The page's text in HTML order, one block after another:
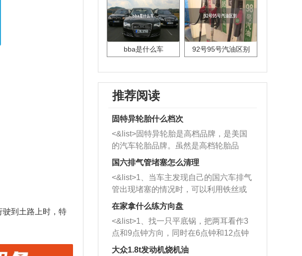
驶到土路上时，特
bba是什么车 92号95号汽油区别
推荐阅读
固特异轮胎什么档次
<&list>固特异轮胎是高档品牌，是美国
的汽车轮胎品牌。虽然是高档轮胎品
牌，但是中高低端的轮胎都有生产，这
也是为了更好的开拓市场。
国六排气管堵塞怎么清理
<&list>1、当车主发现自己的国六车排气
管出现堵塞的情况时，可以利用铁丝或
者是细棍，直接将杂物给取出来，如果
堵塞情况比较严重，也可以采取应急措
施。 <&list>2、直接利用木棍将所有的
杂物推到排气管里面的位置处，然后将
三元催化器拆解开，就可以将堵塞的东
在家拿什么练方向盘
<&list>1、找一只平底锅，把两耳看作3
点和9点钟方向，同时在6点钟和12点钟
方向做一个标记。 <&list>2、双手握住
大众1.8t发动机烧机油